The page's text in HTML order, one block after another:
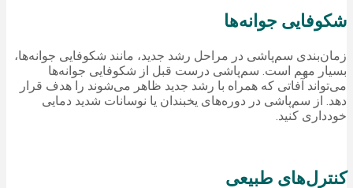
شکوفایی جوانه‌ها
زمان‌بندی سم‌پاشی در مراحل رشد جدید، مانند شکوفایی جوانه‌ها،
بسیار مهم است. سم‌پاشی درست قبل از شکوفایی جوانه‌ها
می‌تواند آفاتی که همراه با رشد جدید ظاهر می‌شوند را هدف قرار
دهد. از سم‌پاشی در دوره‌های یخبندان یا نوسانات شدید دمایی
خودداری کنید.
کنترل‌های طبیعی